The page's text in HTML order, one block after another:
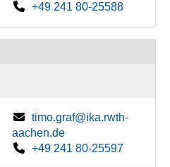
+49 241 80-25588
timo.graf@ika.rwth-
aachen.de
+49 241 80-25597